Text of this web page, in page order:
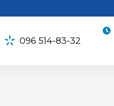
096 514-83-32